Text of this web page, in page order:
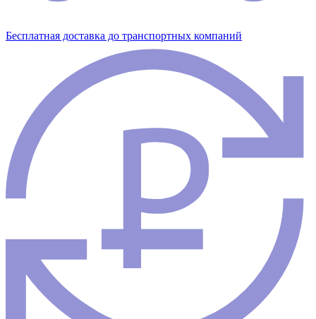
Бесплатная доставка до транспортных компаний